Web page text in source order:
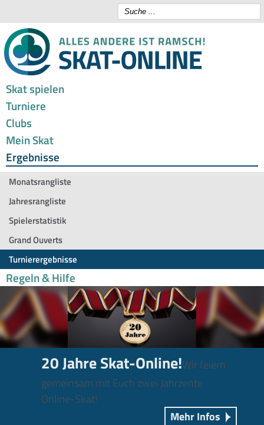
Skat spielen
Turniere
Clubs
Mein Skat
Ergebnisse
Monatsrangliste
Jahresrangliste
Spielerstatistik
Grand Ouverts
Turnierergebnisse
Regeln & Hilfe
20 Jahre Skat-Online!Wir feiern
gemeinsam mit Euch zwei Jahrzente
Online-Skat!
Mehr Infos